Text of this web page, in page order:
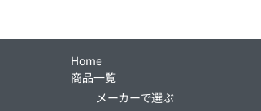
Home
商品一覧
メーカーで選ぶ